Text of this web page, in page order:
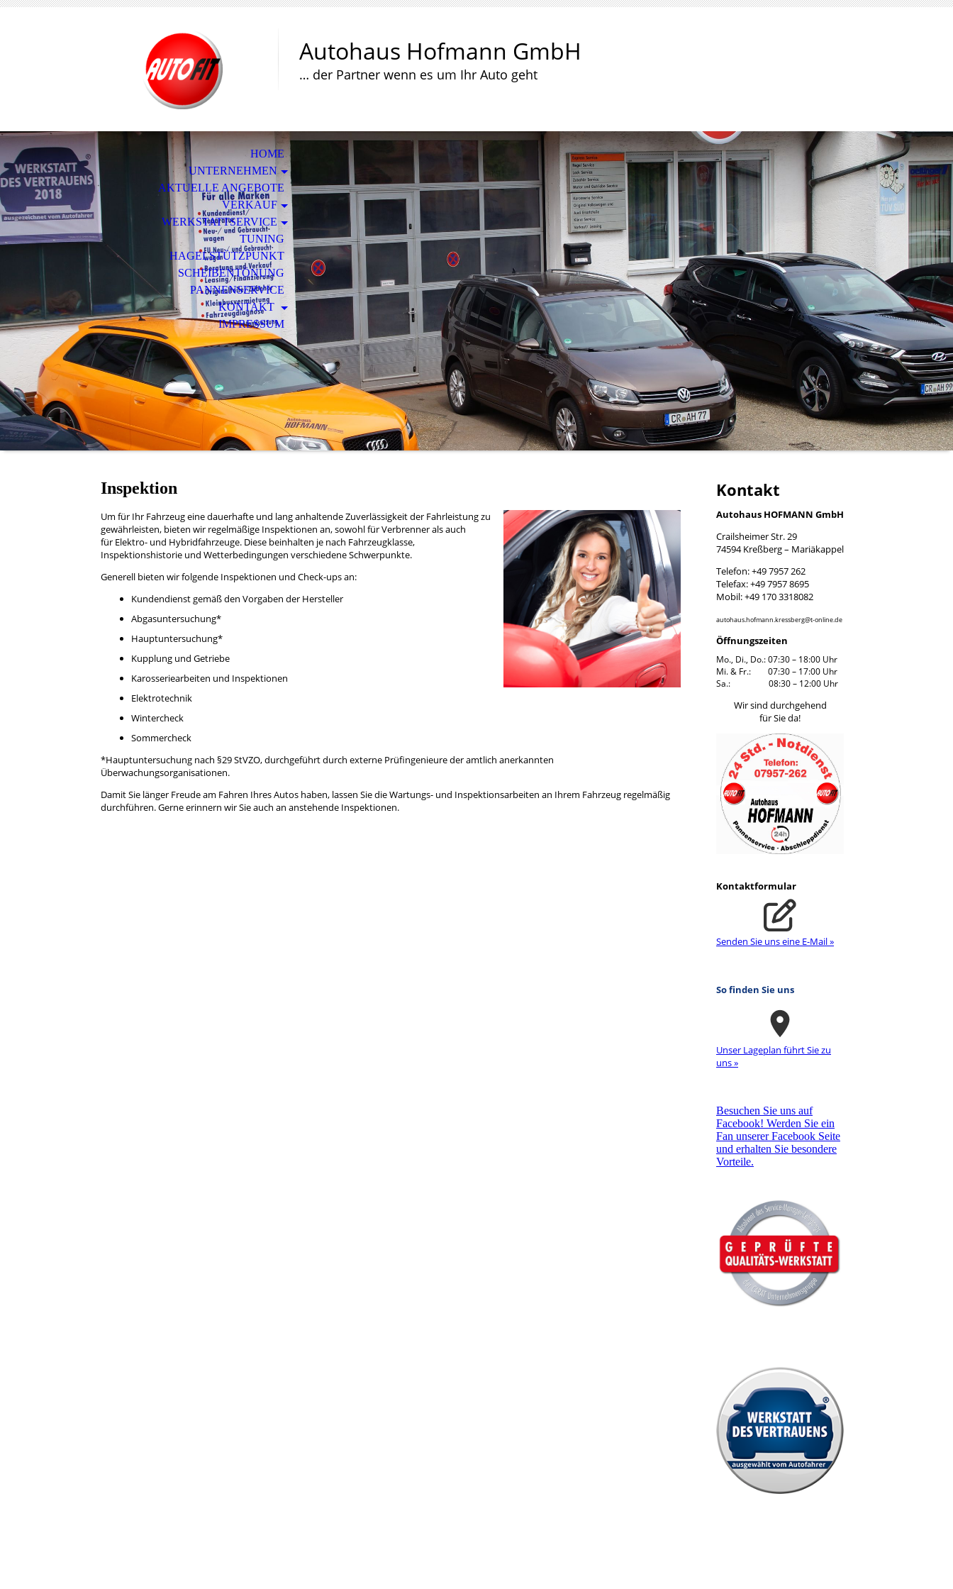
Autohaus Hofmann GmbH
… der Partner wenn es um Ihr Auto geht
HOME
UNTERNEHMEN
AKTUELLE ANGEBOTE
VERKAUF
WERKSTATTSERVICE
TUNING
HAGELSTÜTZPUNKT
SCHEIBENTÖNUNG
PANNENSERVICE
KONTAKT
IMPRESSUM
Inspektion
Um für Ihr Fahrzeug eine dauerhafte und lang anhaltende Zuverlässigkeit der Fahrleistung zu
gewährleisten, bieten wir regelmäßige Inspektionen an, sowohl für Verbrenner als auch
für Elektro- und Hybridfahrzeuge. Diese beinhalten je nach Fahrzeugklasse,
Inspektionshistorie und Wetterbedingungen verschiedene Schwerpunkte.
Generell bieten wir folgende Inspektionen und Check-ups an:
Kundendienst gemäß den Vorgaben der Hersteller
Abgasuntersuchung*
Hauptuntersuchung*
Kupplung und Getriebe
Karosseriearbeiten und Inspektionen
Elektrotechnik
Wintercheck
Sommercheck
*Hauptuntersuchung nach §29 StVZO, durchgeführt durch externe Prüfingenieure der amtlich anerkannten
Überwachungsorganisationen.
Damit Sie länger Freude am Fahren Ihres Autos haben, lassen Sie die Wartungs- und Inspektionsarbeiten an Ihrem Fahrzeug regelmäßig
durchführen. Gerne erinnern wir Sie auch an anstehende Inspektionen.
Kontakt
Autohaus HOFMANN GmbH
Crailsheimer Str. 29
74594 Kreßberg – Mariäkappel
Telefon: +49 7957 262
Telefax: +49 7957 8695
Mobil: +49 170 3318082
autohaus.hofmann.kressberg@t-online.de
Öffnungszeiten
Mo., Di., Do.: 07:30 – 18:00 Uhr
Mi. & Fr.: 07:30 – 17:00 Uhr
Sa.: 08:30 – 12:00 Uhr
Wir sind durchgehend
für Sie da!
Kontaktformular
Senden Sie uns eine E-Mail »
So finden Sie uns
Unser La­ge­plan führt Sie zu
uns »
Besuchen Sie uns auf
Facebook! Werden Sie ein
Fan unserer Facebook Seite
und erhalten Sie besondere
Vorteile.